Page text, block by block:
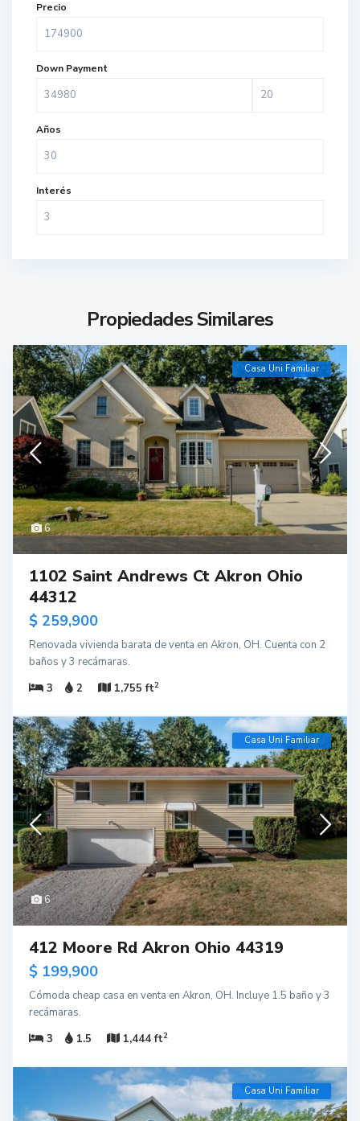
Precio
Down Payment
Años
Interés
Propiedades Similares
6
Casa Uni Familiar
1102 Saint Andrews Ct Akron Ohio
44312
$ 259,900
Renovada vivienda barata de venta en Akron, OH. Cuenta con 2
baños y 3 recámaras.
3
2 1,755 ft2
6
Casa Uni Familiar
412 Moore Rd Akron Ohio 44319
$ 199,900
Cómoda cheap casa en venta en Akron, OH. Incluye 1.5 baño y 3
recámaras.
3
1.5 1,444 ft2
Casa Uni Familiar